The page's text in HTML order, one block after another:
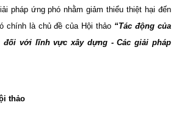
pháp ứng phó nhằm giảm thiểu thiệt hại đến
chính là chủ đề của Hội thảo “Tác động của
đối với lĩnh vực xây dựng - Các giải pháp
thảo